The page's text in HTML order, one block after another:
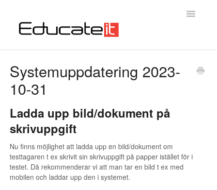
Toggle
Kontakta oss
Systemuppdatering 2023-
10-31
Ladda upp bild/dokument på
skrivuppgift
Nu finns möjlighet att ladda upp en bild/dokument om
testtagaren t ex skrivit sin skrivuppgift på papper istället för i
testet. Då rekommenderar vi att man tar en bild t ex med
mobilen och laddar upp den i systemet.